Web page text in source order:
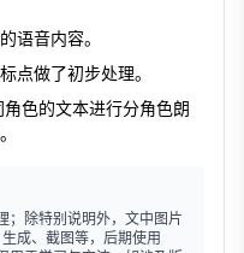
语音内容。
点做了初步处理。
色的文本进行分角色朗
；除特别说明外，文中图片
成、截图等，后期使用